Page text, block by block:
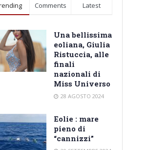
Comments Latest
Una bellissima
eoliana, Giulia
Ristuccia, alle
finali
nazionali di
Miss Universo
28 AGOSTO 2024
Eolie : mare
pieno di
“cannizzi”